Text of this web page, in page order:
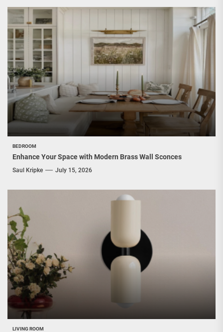
BEDROOM
Enhance Your Space with Modern Brass Wall Sconces
Saul Kripke July 15, 2026
LIVING ROOM